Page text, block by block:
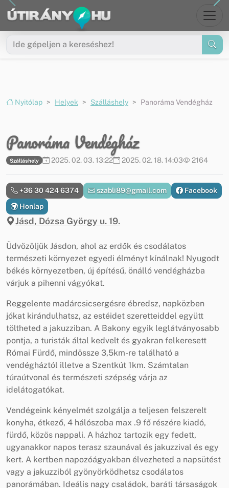
Ugrás a menüre
Ugrás a tartalomra
Nyitólap Helyek Szálláshely Panoráma Vendégház
Panoráma Vendégház
Szálláshely 2025. 02. 03. 13:22 2025. 02. 18. 14:03 2164
Jásd, Dózsa György u. 19.
+36 30 424 6374 szabli89@gmail.com
Facebook
Honlap
Üdvözöljük Jásdon, ahol az erdők és csodálatos
természeti környezet egyedi élményt kínálnak! Nyugodt
békés környezetben, új építésű, önálló vendégházba
várjuk a pihenni vágyókat.
Reggelente madárcsicsergésre ébredsz, napközben
jókat kirándulhatsz, az estéidet szeretteiddel együtt
töltheted a jakuzziban. A Bakony egyik leglátványosabb
pontja, a turisták által kedvelt és gyakran felkeresett
Római Fürdő, mindössze 3,5km-re található a
vendégháztól illetve a Szentkút 1km. Számtalan
túraútvonal és természeti szépség várja az
idelátogatókat.
Vendégeink kényelmét szolgálja a teljesen felszerelt
konyha, étkező, 4 hálószoba max .9 fő részére kiadó,
fürdő, közös nappali. A házhoz tartozik egy fedett,
ugyanakkor napos terasz szaunával és jakuzzival és egy
kert. A kertben napozóágyakban élvezheted a napsütést
vagy a jakuzziból gyönyörködhetsz csodálatos
panorámában. Ideális nagy családok, baráti társaságok